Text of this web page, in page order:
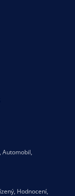
, Automobil,
, Hodnocení,